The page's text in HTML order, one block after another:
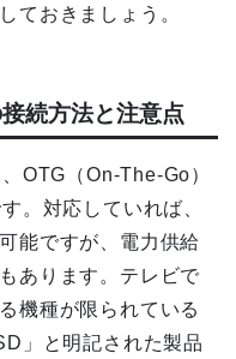
ておきましょう。
続方法と注意点
OTG（On-The-Go）
。対応していれば、
能ですが、電力供給
あります。テレビで
機種が限られている
」と明記された製品